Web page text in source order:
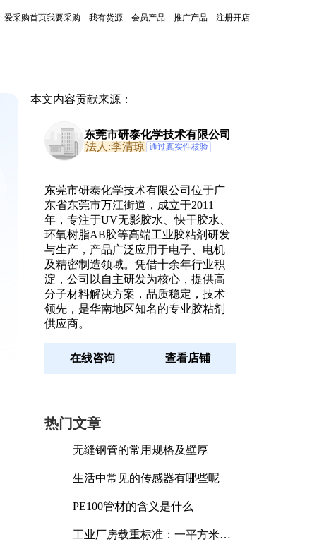
爱采购首页我要采购 我有货源 会员产品 推广产品 注册开店
本文内容贡献来源：
东莞市研泰化学技术有限公司
法人:李清琼 通过真实性核验
东莞市研泰化学技术有限公司位于广
东省东莞市万江街道，成立于2011
年，专注于UV无影胶水、快干胶水、
环氧树脂AB胶等高端工业胶粘剂研发
与生产，产品广泛应用于电子、电机
及精密制造领域。凭借十余年行业积
淀，公司以自主研发为核心，提供高
分子材料解决方案，品质稳定，技术
领先，是华南地区知名的专业胶粘剂
供应商。
在线咨询 查看店铺
热门文章
无缝钢管的常用规格及壁厚
生活中常见的传感器有哪些呢
PE100管材的含义是什么
工业厂房载重标准：一平方米能